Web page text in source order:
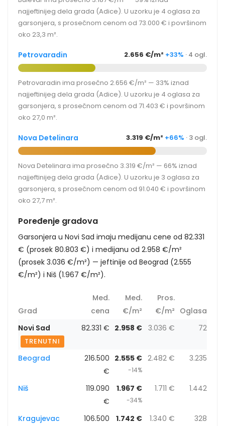
najjeftinijeg dela grada (Adice). U uzorku je 4 oglasa za
garsonjera, s prosečnom cenom od 73.000 € i površinom
oko 23,3 m².
Petrovaradin 2.656 €/m² +33% · 4 ogl.
Petrovaradin ima prosečno 2.656 €/m² — 33% iznad
najjeftinijeg dela grada (Adice). U uzorku je 4 oglasa za
garsonjera, s prosečnom cenom od 71.403 € i površinom
oko 27,0 m².
Nova Detelinara 3.319 €/m² +66% · 3 ogl.
Nova Detelinara ima prosečno 3.319 €/m² — 66% iznad
najjeftinijeg dela grada (Adice). U uzorku je 3 oglasa za
garsonjera, s prosečnom cenom od 91.040 € i površinom
oko 27,7 m².
Poređenje gradova
Garsonjera u Novi Sad imaju medijanu cene od 82.331
€ (prosek 80.803 €) i medijanu od 2.958 €/m²
(prosek 3.036 €/m²) — jeftinije od Beograd (2.555
€/m²) i Niš (1.967 €/m²).
Grad
Med.
cena
Med.
€/m²
Pros.
€/m² Oglasa
Novi Sad
TRENUTNI
82.331 € 2.958 € 3.036 € 72
Beograd
216.500
€
2.555 €
-14%
2.482 € 3.235
Niš
119.090
€
1.967 €
-34%
1.711 € 1.442
Kragujevac
106.500
1.742 € 1.340 € 328